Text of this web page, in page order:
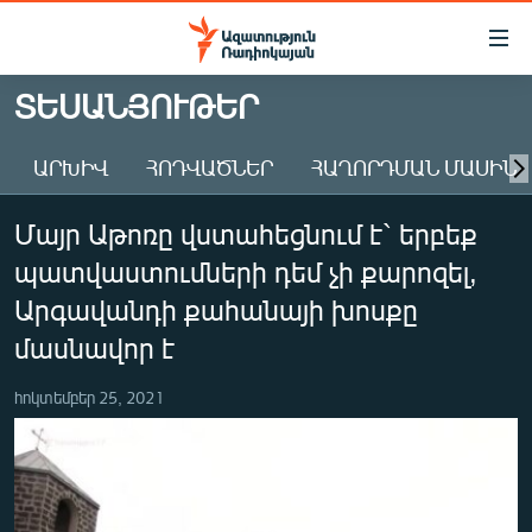
Մատչելիության
Անցնել
հիմնական
Անցնել
հիմնական
մենյուին
ԱԶԱՏՈՒԹՅՈՒՆ TV
ՀԱՅԱՍՏԱՆ
ԸՆՏՐՈՒԹՅՈՒՆՆԵՐ 2026
ԻՐԱՎՈՒՆՔ
ՀԱՍԱՐԱԿՈՒԹՅՈՒՆ
ՂԱՐԱԲԱՂ
ՊԱՏԵՐԱԶՄԻ 6 ՇԱԲԱԹՆԵՐԸ
ՏԱՐԱԾԱՇՐՋԱՆ
ՏԵՍԱՆՅՈՒԹԵՐ
ԱՐԽԻՎ ՀՈԴՎԱԾՆԵՐ ՀԱՂՈՐԴՄԱՆ ՄԱՍԻՆ
Մայր Աթոռը վստահեցնում է` երբեք
պատվաստումների դեմ չի քարոզել,
Արգավանդի քահանայի խոսքը
մասնավոր է
հոկտեմբեր 25, 2021